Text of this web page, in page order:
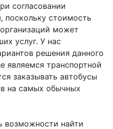
согласовании
поскольку стоимость
может
услуг. У нас
решения данного
являемся транспортной
заказывать автобусы
на самых обычных
возможности найти